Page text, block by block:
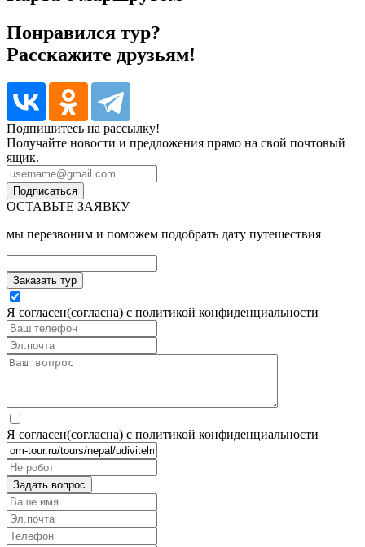
Понравился тур?
Расскажите друзьям!
Подпишитесь на рассылку!
Получайте новости и предложения прямо на свой почтовый
ящик.
ОСТАВЬТЕ ЗАЯВКУ
мы перезвоним и поможем подобрать дату путешествия
Я согласен(согласна) с политикой конфиденциальности
Я согласен(согласна) с политикой конфиденциальности